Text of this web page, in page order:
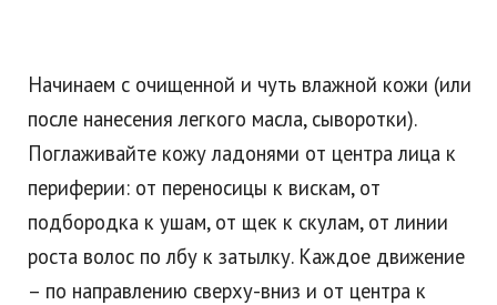
Начинаем с очищенной и чуть влажной кожи (или
после нанесения легкого масла, сыворотки).
Поглаживайте кожу ладонями от центра лица к
периферии: от переносицы к вискам, от
подбородка к ушам, от щек к скулам, от линии
роста волос по лбу к затылку. Каждое движение
– по направлению сверху-вниз и от центра к